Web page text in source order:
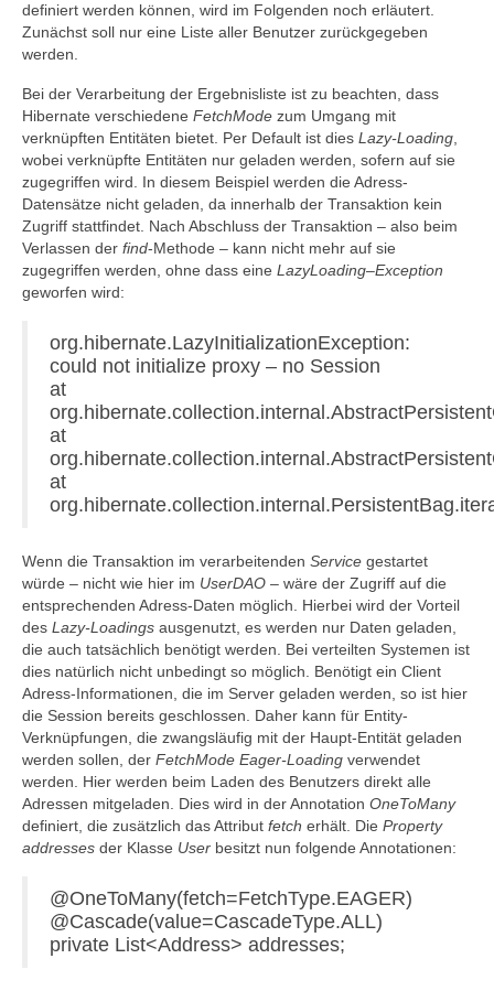
definiert werden können, wird im Folgenden noch erläutert.
Zunächst soll nur eine Liste aller Benutzer zurückgegeben
werden.
Bei der Verarbeitung der Ergebnisliste ist zu beachten, dass
Hibernate verschiedene FetchMode zum Umgang mit
verknüpften Entitäten bietet. Per Default ist dies Lazy-Loading
wobei verknüpfte Entitäten nur geladen werden, sofern auf sie
zugegriffen wird. In diesem Beispiel werden die Adress-
Datensätze nicht geladen, da innerhalb der Transaktion kein
Zugriff stattfindet. Nach Abschluss der Transaktion – also beim
Verlassen der find-Methode – kann nicht mehr auf sie
zugegriffen werden, ohne dass eine LazyLoading–Exception
geworfen wird:
org.hibernate.LazyInitializationException:
could not initialize proxy – no Session
at
at
at
Wenn die Transaktion im verarbeitenden Service gestartet
würde – nicht wie hier im UserDAO – wäre der Zugriff auf die
entsprechenden Adress-Daten möglich. Hierbei wird der Vorteil
des Lazy-Loadings ausgenutzt, es werden nur Daten geladen,
die auch tatsächlich benötigt werden. Bei verteilten Systemen ist
dies natürlich nicht unbedingt so möglich. Benötigt ein Client
Adress-Informationen, die im Server geladen werden, so ist hier
die Session bereits geschlossen. Daher kann für Entity-
Verknüpfungen, die zwangsläufig mit der Haupt-Entität geladen
werden sollen, der FetchMode Eager-Loading verwendet
werden. Hier werden beim Laden des Benutzers direkt alle
Adressen mitgeladen. Dies wird in der Annotation OneToMany
definiert, die zusätzlich das Attribut fetch erhält. Die Property
addresses der Klasse User besitzt nun folgende Annotationen:
@OneToMany(fetch=FetchType.EAGER)
@Cascade(value=CascadeType.ALL)
private List<Address> addresses;